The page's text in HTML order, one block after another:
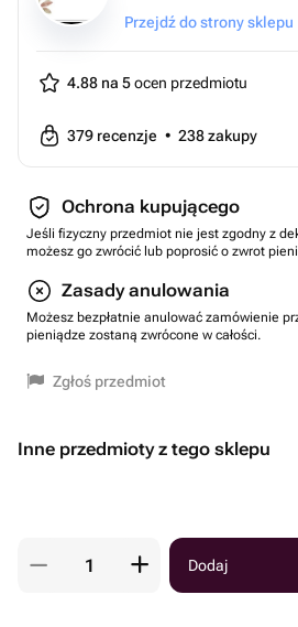
Przejdź do strony sklepu
4.88 na 5ocen przedmiotu
379 recenzje • 238zakupy
Ochrona kupującego
Jeśli fizyczny przedmiot nie jest zgodny z
możesz go zwrócić lub poprosić o zwrot
Zasady anulowania
Możesz bezpłatnie anulować zamówienie
pieniądze zostaną zwrócone w całości.
Zgłoś przedmiot
Inne przedmioty z tego sklepu
Dodaj